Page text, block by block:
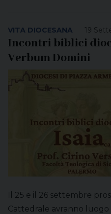
19
VITA DIOCESANA
Incontri biblici
Verbum Domini
Il 25 e il 26 settembre
Cattedrale avranno